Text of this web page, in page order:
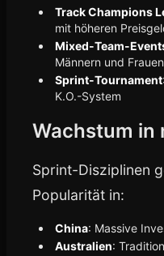
Track Champions
mit höheren
Mixed-Team-
Männern und Frauen
Sprint-Tournament
K.O.-System
Wachstum in
Sprint-Disziplinen
Popularität in:
China: Massive
Australien: